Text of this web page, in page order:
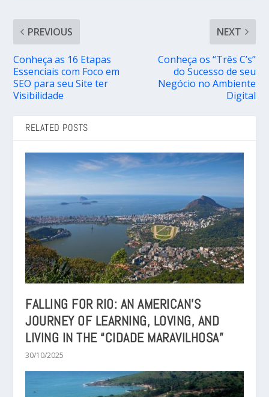
PREVIOUS
Conheça as 16 Etapas
Essenciais com Foco em
SEO para seu Site ter
Visibilidade
NEXT
Conheça os “Três C’s”
do Sucesso de seu
Negócio no Ambiente
Digital
RELATED POSTS
FALLING FOR RIO: AN AMERICAN’S
JOURNEY OF LEARNING, LOVING, AND
LIVING IN THE “CIDADE MARAVILHOSA”
30/10/2025